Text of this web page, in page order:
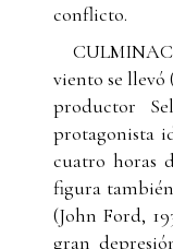
conflicto.
viento se llevó
productor
protagonista
cuatro horas
figura
(John Ford,
gran